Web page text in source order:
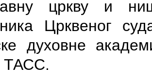
цркву и
Црквеног
духовне
ТАСС.